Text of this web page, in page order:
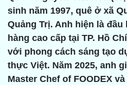
sinh năm 1997, quê ở xã
Quảng Trị. Anh hiện là đầu
hàng cao cấp tại TP. Hồ
với phong cách sáng tạo
thực Việt. Năm 2025, anh
Master Chef of FOODEX